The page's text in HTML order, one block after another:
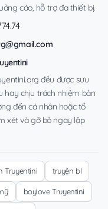
cáo, hỗ trợ đa thiết bị.
đều được sưu
hay chịu trách nhiệm bản
đến cá nhân hoặc tổ
xét và gỡ bỏ ngay lập
Truyentini truyện bl
boylove Truyentini